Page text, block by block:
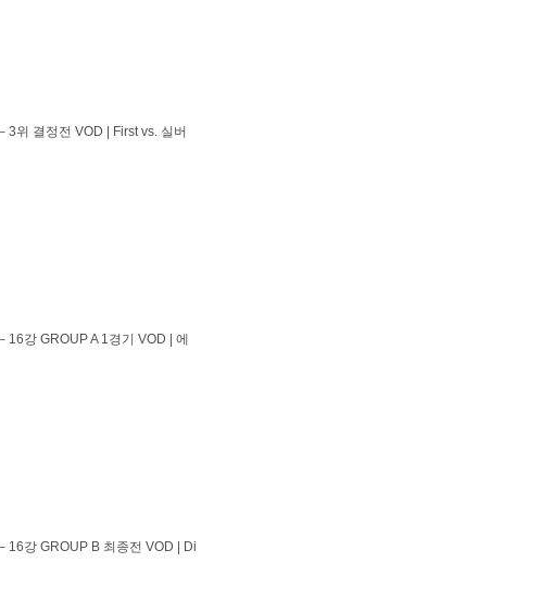
3위 결정전 VOD | First vs. 실버
강 GROUP A 1경기 VOD | 에
16강 GROUP B 최종전 VOD | Di